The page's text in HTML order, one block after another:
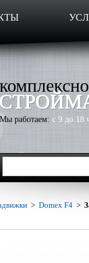
Мы работаем: с 9 до 18
> Domex F4 >